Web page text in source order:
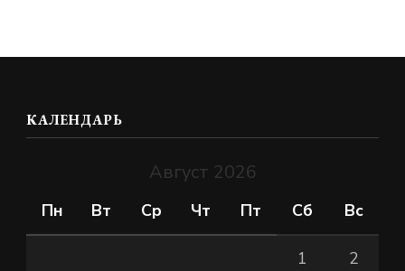
КАЛЕНДАРЬ
Август 2026
Пн Вт Ср Чт Пт Сб Вс
1 2